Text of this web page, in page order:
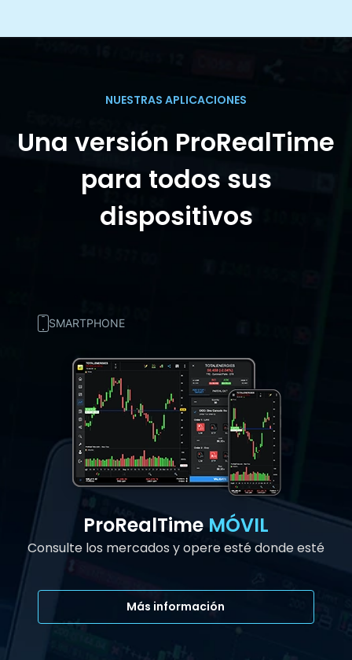
NUESTRAS APLICACIONES
Una versión ProRealTime
para todos sus
dispositivos
SMARTPHONE
ProRealTime MÓVIL
Consulte los mercados y opere esté donde esté
Más información